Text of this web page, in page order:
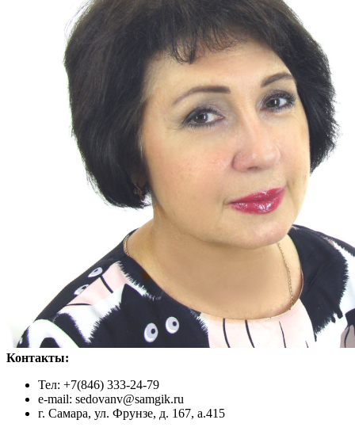
Контакты:
Тел: +7(846) 333-24-79
e-mail: sedovanv@samgik.ru
г. Самара, ул. Фрунзе, д. 167, а.415